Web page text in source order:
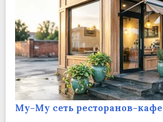
Му-Му сеть ресторанов-кафе